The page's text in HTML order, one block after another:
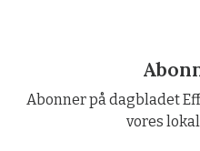
Abonner på dagbladet
vores